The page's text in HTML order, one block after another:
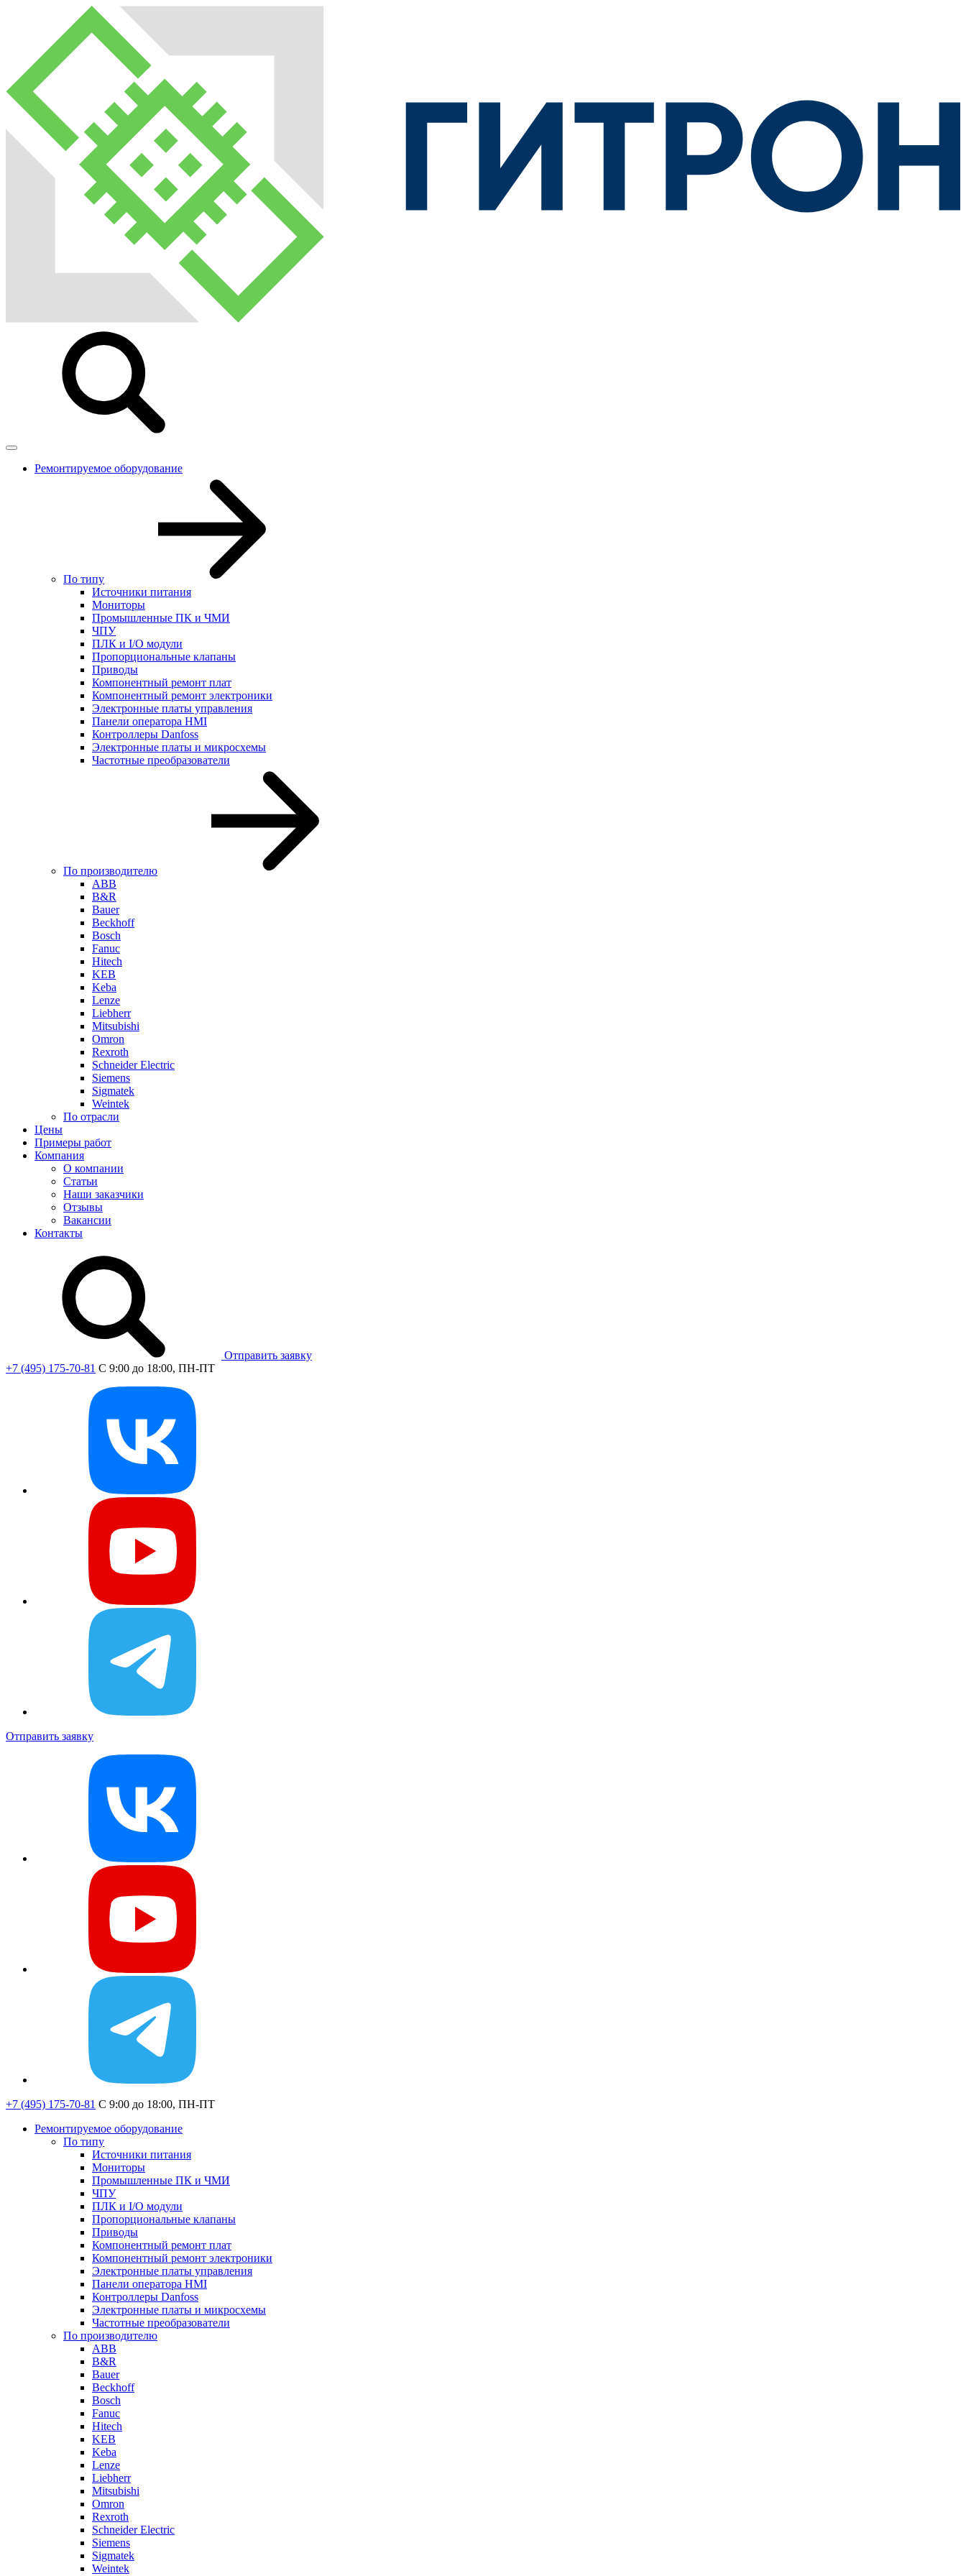
Ремонтируемое оборудование
По типу
Источники питания
Мониторы
Промышленные ПК и ЧМИ
ЧПУ
ПЛК и I/O модули
Пропорциональные клапаны
Приводы
Компонентный ремонт плат
Компонентный ремонт электроники
Электронные платы управления
Панели оператора HMI
Контроллеры Danfoss
Электронные платы и микросхемы
Частотные преобразователи
По производителю
ABB
B&R
Bauer
Beckhoff
Bosch
Fanuc
Hitech
KEB
Keba
Lenze
Liebherr
Mitsubishi
Omron
Rexroth
Schneider Electric
Siemens
Sigmatek
Weintek
По отрасли
Цены
Примеры работ
Компания
О компании
Статьи
Наши заказчики
Отзывы
Вакансии
Контакты
Отправить заявку
+7 (495) 175-70-81 C 9:00 до 18:00, ПН-ПТ
Отправить заявку
+7 (495) 175-70-81 C 9:00 до 18:00, ПН-ПТ
Ремонтируемое оборудование
По типу
Источники питания
Мониторы
Промышленные ПК и ЧМИ
ЧПУ
ПЛК и I/O модули
Пропорциональные клапаны
Приводы
Компонентный ремонт плат
Компонентный ремонт электроники
Электронные платы управления
Панели оператора HMI
Контроллеры Danfoss
Электронные платы и микросхемы
Частотные преобразователи
По производителю
ABB
B&R
Bauer
Beckhoff
Bosch
Fanuc
Hitech
KEB
Keba
Lenze
Liebherr
Mitsubishi
Omron
Rexroth
Schneider Electric
Siemens
Sigmatek
Weintek